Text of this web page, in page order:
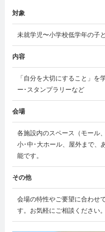
対象
未就学児〜小学校低学年の子
内容
「自分を大切にすること」を
ー･スタンプラリーなど
会場
各施設内のスペース（モール
小･中･大ホール、屋外まで、
能です。
その他
会場の特性やご要望に合わせ
す。お気軽にご相談ください。